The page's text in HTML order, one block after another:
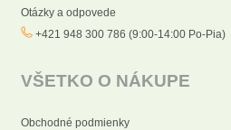
Otázky a odpovede
+421 948 300 786 (9:00-14:00 Po-Pia)
VŠETKO O NÁKUPE
Obchodné podmienky